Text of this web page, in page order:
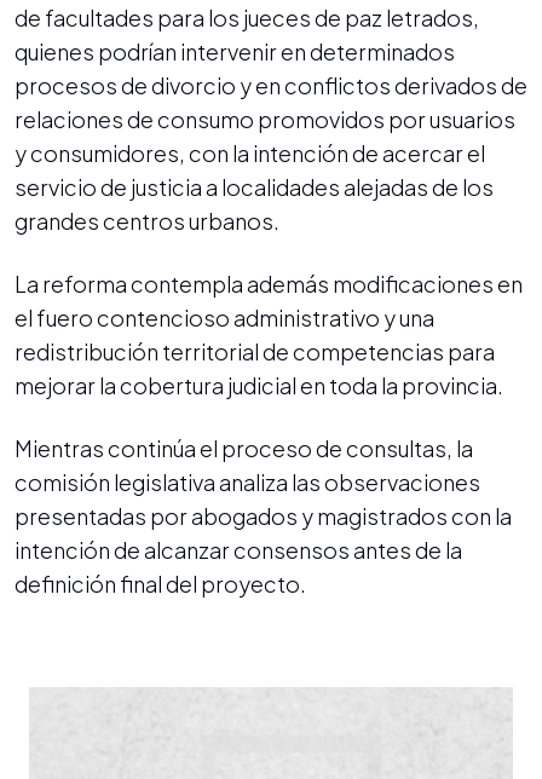
de facultades para los jueces de paz letrados,
quienes podrían intervenir en determinados
procesos de divorcio y en conflictos derivados de
relaciones de consumo promovidos por usuarios
y consumidores, con la intención de acercar el
servicio de justicia a localidades alejadas de los
grandes centros urbanos.
La reforma contempla además modificaciones en
el fuero contencioso administrativo y una
redistribución territorial de competencias para
mejorar la cobertura judicial en toda la provincia.
Mientras continúa el proceso de consultas, la
comisión legislativa analiza las observaciones
presentadas por abogados y magistrados con la
intención de alcanzar consensos antes de la
definición final del proyecto.